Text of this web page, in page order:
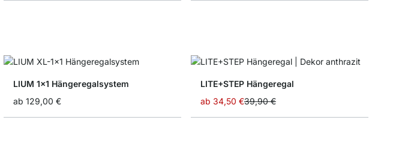
LIUM 1x1 Hängeregalsystem
ab 129,00 €
LITE+STEP Hängeregal
ab 34,50 €39,90 €